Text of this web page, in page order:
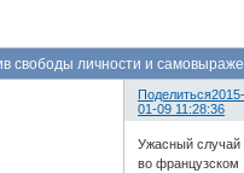
свободы личности и
Поделиться2015-
01-09 11:28:36
Ужасный
во французском